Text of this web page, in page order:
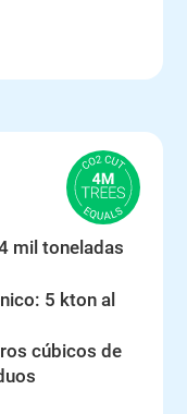
mil toneladas
5 kton al
cúbicos de